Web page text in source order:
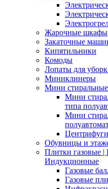
Жарочные шкафы
Закаточные
Кипятильники
Комоды
Лопаты для
Миниклинеры
Мини
Мини
типа
Мини
Обувницы и
Плитки газовые |
Индукционные
Газовые
Газовые